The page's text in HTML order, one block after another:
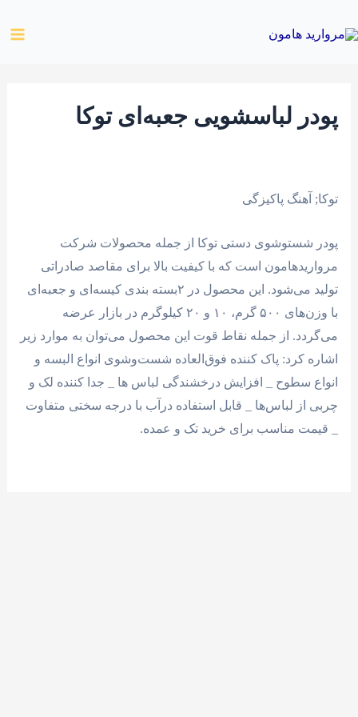
به
پودر لباسشویی جعبه‌ای توکا
توکا; آهنگ پاکیزگی
پودر شستوشوی دستی توکا از جمله محصولات شرکت
مرواریدهامون است که با کیفیت بالا برای مقاصد صادراتی
تولید می‌شود. این محصول در ۲بسته بندی کیسه‌ای و جعبه‌ای
با وزن‌های ۵۰۰ گرم، ۱۰ و ۲۰ کیلوگرم در بازار عرضه
می‌گردد. از جمله نقاط قوت این محصول می‌توان به موارد زیر
اشاره کرد: پاک کننده فوق‌العاده شست‌و‌شوی انواع البسه و
انواع سطوح _ افزایش درخشندگی لباس ‌ها _ جدا کننده لک و
چربی از لباس‌ها _ قابل استفاده درآب با درجه سختی متفاوت
_ قیمت مناسب برای خرید تک و عمده.